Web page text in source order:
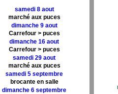
samedi 8 aout
marché aux puces
dimanche 9 aout
Carrefour > puces
dimanche 16 aout
Carrefour > puces
samedi 29 aout
marché aux puces
samedi 5 septembre
brocante en salle
dimanche 6 septembre